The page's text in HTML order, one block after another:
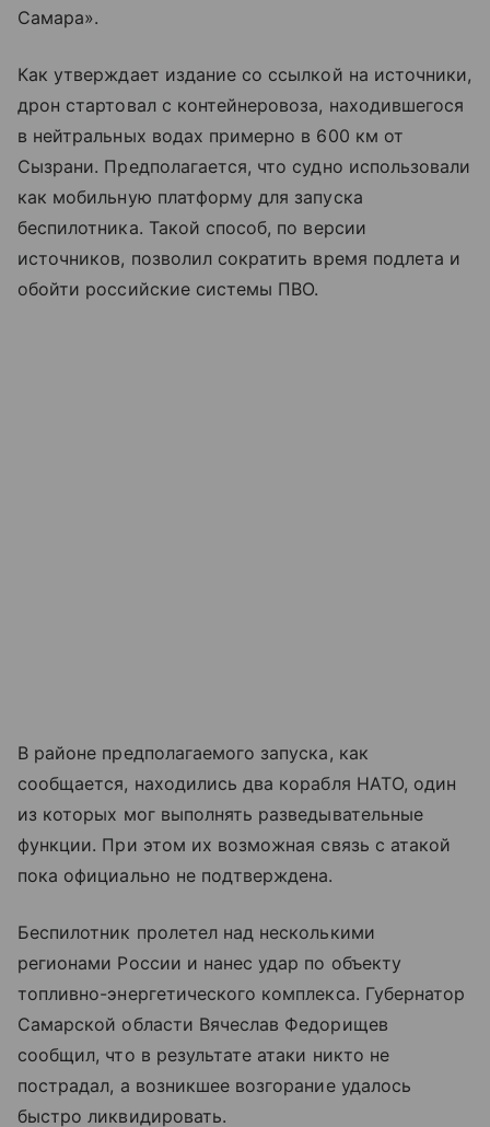
Самара».
Как утверждает издание со ссылкой на источники,
дрон стартовал с контейнеровоза, находившегося
в нейтральных водах примерно в 600 км от
Сызрани. Предполагается, что судно использовали
как мобильную платформу для запуска
беспилотника. Такой способ, по версии
источников, позволил сократить время подлета и
обойти российские системы ПВО.
В районе предполагаемого запуска, как
сообщается, находились два корабля НАТО, один
из которых мог выполнять разведывательные
функции. При этом их возможная связь с атакой
пока официально не подтверждена.
Беспилотник пролетел над несколькими
регионами России и нанес удар по объекту
топливно-энергетического комплекса. Губернатор
Самарской области Вячеслав Федорищев
сообщил, что в результате атаки никто не
пострадал, а возникшее возгорание удалось
быстро ликвидировать.